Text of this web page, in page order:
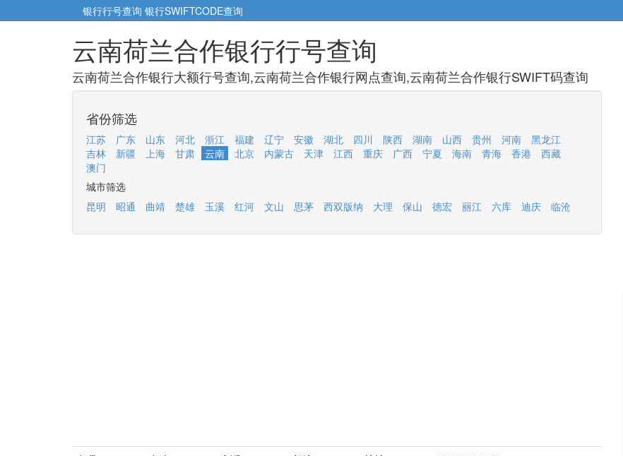
银行行号查询 银行SWIFTCODE查询
云南荷兰合作银行行号查询
云南荷兰合作银行大额行号查询,云南荷兰合作银行网点查询,云南荷兰合作银行SWIFT码查询
省份筛选
江苏 广东 山东 河北 浙江 福建 辽宁 安徽 湖北 四川 陕西 湖南 山西 贵州 河南
黑龙江
吉林
新疆 上海 甘肃 云南 北京 内蒙古 天津 江西 重庆 广西 宁夏 海南 青海 香港
西藏
澳门
城市筛选
昆明
昭通 曲靖 楚雄 玉溪 红河 文山 思茅 西双版纳 大理 保山 德宏 丽江 六库 迪庆 临沧